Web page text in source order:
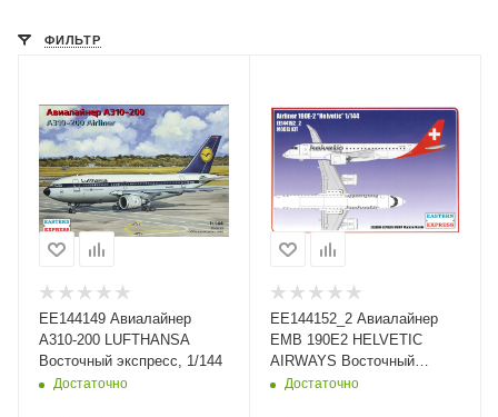
ФИЛЬТР
ЕЕ144149 Авиалайнер
А310-200 LUFTHANSA
Восточный экспресс, 1/144
Достаточно
ЕЕ144152_2 Авиалайнер
EMB 190E2 HELVETIC
AIRWAYS Восточный
экспресс, 1/144
Достаточно